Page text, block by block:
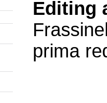
Editing
prima